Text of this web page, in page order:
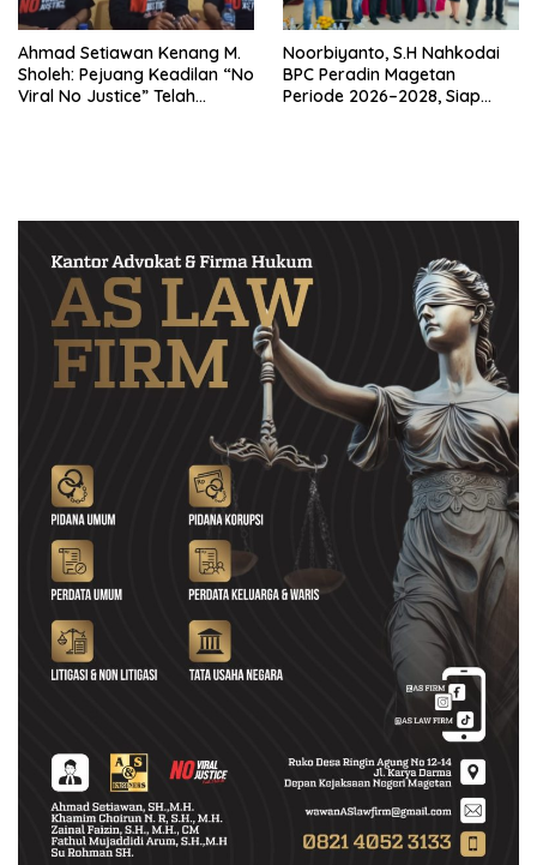
Ahmad Setiawan Kenang M.
Sholeh: Pejuang Keadilan “No
Viral No Justice” Telah
Noorbiyanto, S.H Nahkodai
BPC Peradin Magetan
Periode 2026–2028, Siap